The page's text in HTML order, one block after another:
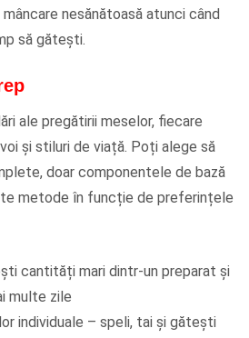
nesănătoasă atunci când
să gătești.
ale pregătirii meselor, fiecare
și stiluri de viață. Poți alege să
doar componentele de bază
metode în funcție de preferințele
cantități mari dintr-un preparat și
multe zile
individuale – speli, tai și gătești